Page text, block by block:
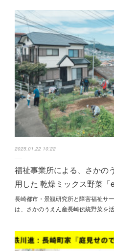
2025.01.22 10:22
福祉事業所による、さかの
用した 乾燥ミックス野菜
長崎都市・景観研究所と障害福祉サ
は、さかのうえん産長崎伝統野菜を